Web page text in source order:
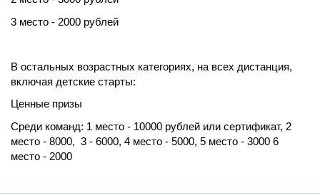
3 место - 2000 рублей
В остальных возрастных категориях, на всех дистанция,
включая детские старты:
Ценные призы
Среди команд: 1 место - 10000 рублей или сертификат, 2
место - 8000, 3 - 6000, 4 место - 5000, 5 место - 3000 6
место - 2000